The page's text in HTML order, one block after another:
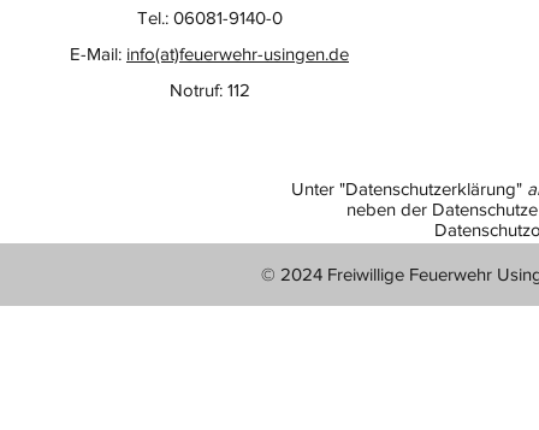
Tel.: 06081-9140-0
E-Mail: info(at)feuerwehr-usingen.de
Notruf: 112
Unter "Datenschutzerklärung"
neben der
© 2024 Freiwillige Feuerwehr